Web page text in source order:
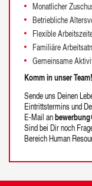
Monatlicher
Betriebliche
Flexible
Familiäre
Gemeinsame
Komm in unser Team!
Sende uns Deinen
Eintrittstermins und
E-Mail an
Sind bei Dir noch
Bereich Human